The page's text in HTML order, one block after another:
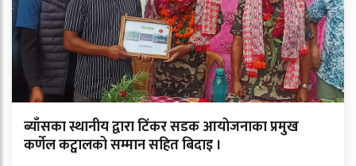
ब्याँसका स्थानीय द्वारा टिंकर सडक आयोजनाका प्रमुख
कर्णेल कट्वालको सम्मान सहित बिदाइ ।